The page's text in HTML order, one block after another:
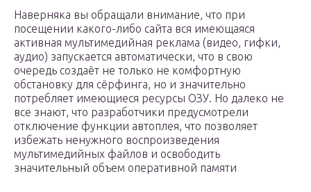
Наверняка вы обращали внимание, что при
посещении какого-либо сайта вся имеющаяся
активная мультимедийная реклама (видео, гифки,
аудио) запускается автоматически, что в свою
очередь создаёт не только не комфортную
обстановку для сёрфинга, но и значительно
потребляет имеющиеся ресурсы ОЗУ. Но далеко не
все знают, что разработчики предусмотрели
отключение функции автоплея, что позволяет
избежать ненужного воспроизведения
мультимедийных файлов и освободить
значительный объем оперативной памяти